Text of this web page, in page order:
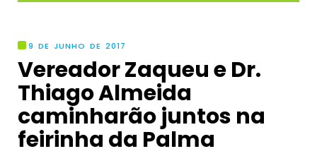
9 DE JUNHO DE 2017
Vereador Zaqueu e Dr.
Thiago Almeida
caminharão juntos na
feirinha da Palma